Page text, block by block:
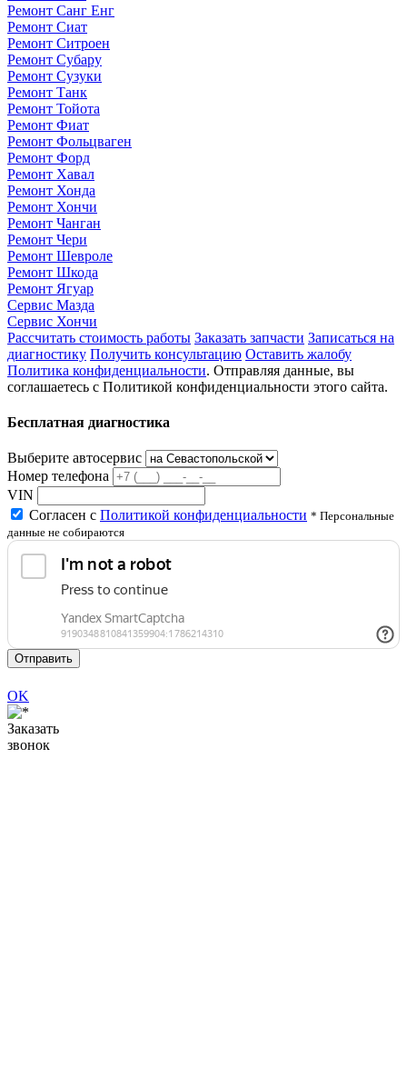
Ремонт Санг Енг
Ремонт Сиат
Ремонт Ситроен
Ремонт Субару
Ремонт Сузуки
Ремонт Танк
Ремонт Тойота
Ремонт Фиат
Ремонт Фольцваген
Ремонт Форд
Ремонт Хавал
Ремонт Хонда
Ремонт Хончи
Ремонт Чанган
Ремонт Чери
Ремонт Шевроле
Ремонт Шкода
Ремонт Ягуар
Сервис Мазда
Сервис Хончи
Рассчитать стоимость работы Заказать запчасти Записаться на
диагностику Получить консультацию Оставить жалобу
Политика конфиденциальности. Отправляя данные, вы
соглашаетесь с Политикой конфиденциальности этого сайта.
Бесплатная диагностика
Выберите автосервис
Номер телефона
VIN
Согласен с Политикой конфиденциальности * Персональные
данные не собираются
Отправить
OK
Заказать
звонок